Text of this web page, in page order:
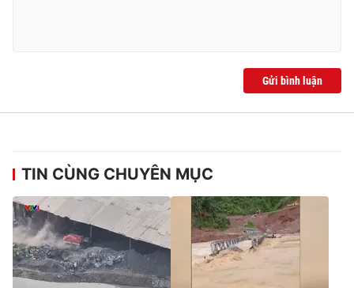
® Cấm sao chép dưới mọi hình thức nếu không có sự chấp
thuận bằng văn bản. Ghi rõ nguồn VTV.vn khi phát hành lại
thông tin từ website này.
Gửi bình luận
TIN CÙNG CHUYÊN MỤC